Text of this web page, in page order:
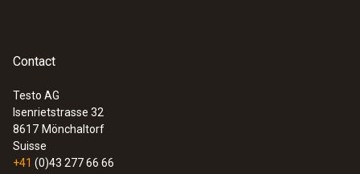
Contact
Testo AG
Isenrietstrasse 32
8617 Mönchaltorf
Suisse
+41 (0)43 277 66 66